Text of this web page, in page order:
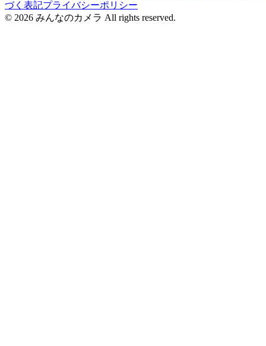
づく表記プライバシーポリシー
© 2026 みんなのカメラ All rights reserved.